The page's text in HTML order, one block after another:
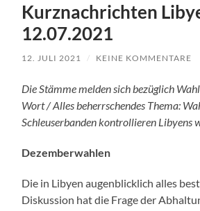
Kurznachrichten
12.07.2021
12. JULI 2021 / KEINE KOMMENTARE
Die Stämme melden sich bezüglich
Wort / Alles beherrschendes Thema:
Schleuserbanden kontrollieren Libyens
Dezemberwahlen
Die in Libyen augenblicklich alles
Diskussion hat die Frage der